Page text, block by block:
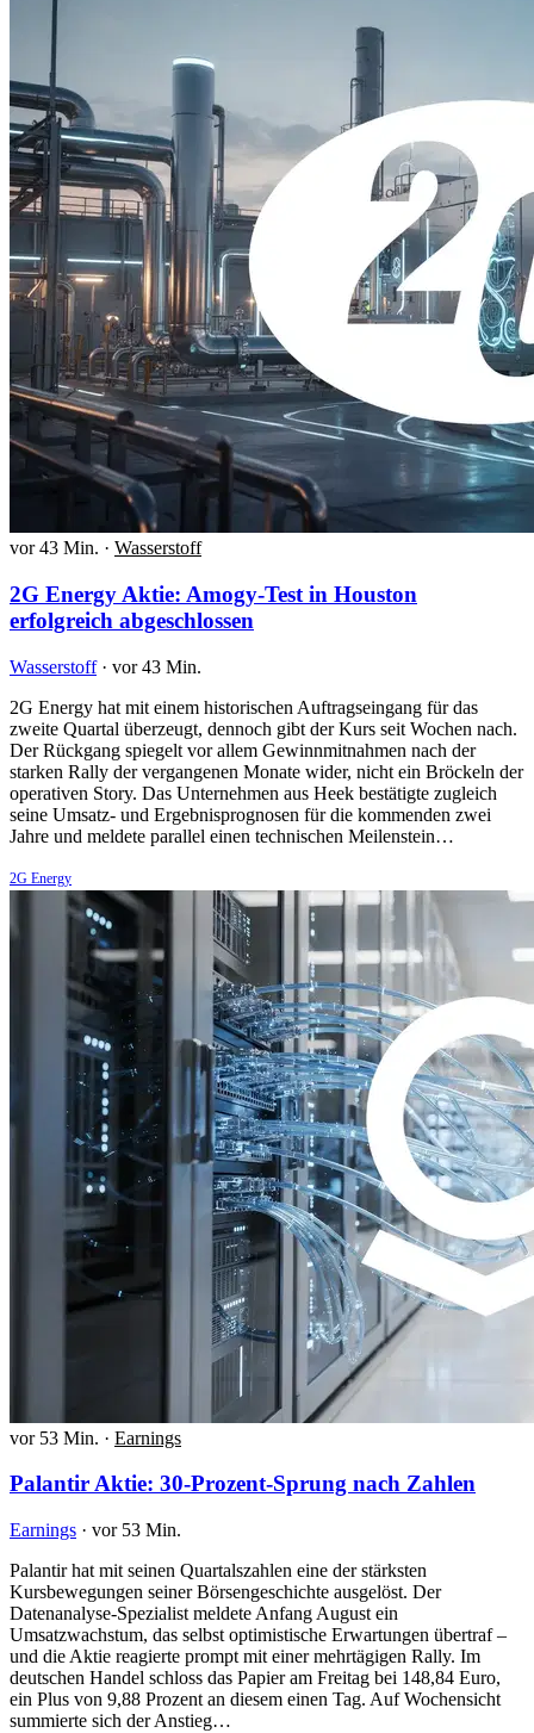
vor 43 Min. · Wasserstoff
2G Energy Aktie: Amogy-Test in Houston
erfolgreich abgeschlossen
Wasserstoff · vor 43 Min.
2G Energy hat mit einem historischen Auftragseingang für das
zweite Quartal überzeugt, dennoch gibt der Kurs seit Wochen nach.
Der Rückgang spiegelt vor allem Gewinnmitnahmen nach der
starken Rally der vergangenen Monate wider, nicht ein Bröckeln der
operativen Story. Das Unternehmen aus Heek bestätigte zugleich
seine Umsatz- und Ergebnisprognosen für die kommenden zwei
Jahre und meldete parallel einen technischen Meilenstein…
2G Energy
vor 53 Min. · Earnings
Palantir Aktie: 30-Prozent-Sprung nach Zahlen
Earnings · vor 53 Min.
Palantir hat mit seinen Quartalszahlen eine der stärksten
Kursbewegungen seiner Börsengeschichte ausgelöst. Der
Datenanalyse-Spezialist meldete Anfang August ein
Umsatzwachstum, das selbst optimistische Erwartungen übertraf –
und die Aktie reagierte prompt mit einer mehrtägigen Rally. Im
deutschen Handel schloss das Papier am Freitag bei 148,84 Euro,
ein Plus von 9,88 Prozent an diesem einen Tag. Auf Wochensicht
summierte sich der Anstieg…